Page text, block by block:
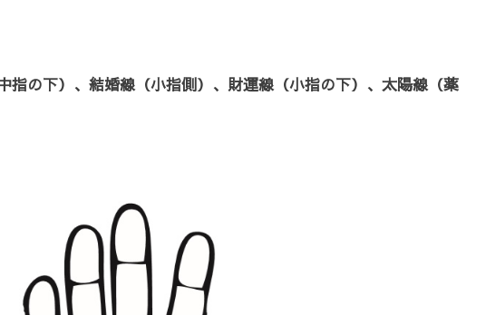
指の下）、結婚線（小指側）、財運線（小指の下）、太陽線（薬